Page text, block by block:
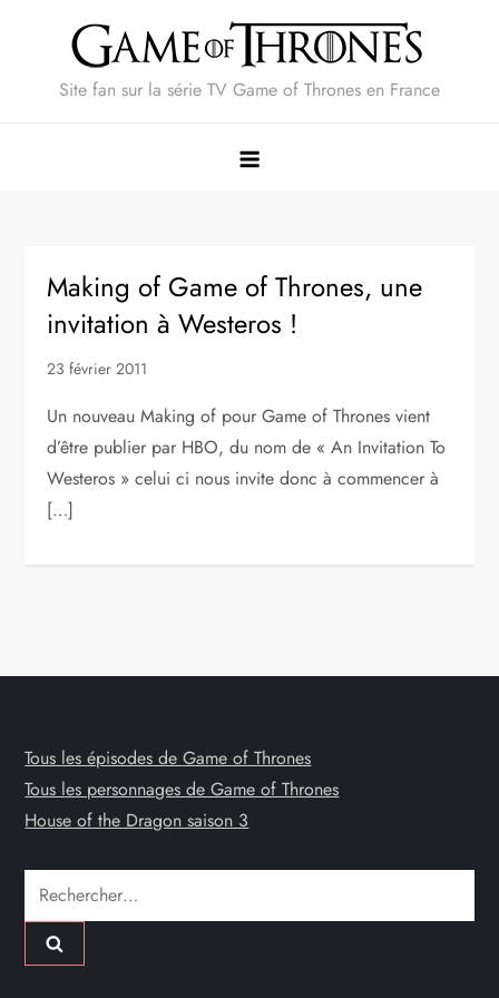
Site fan sur la série TV Game of Thrones en France
Making of Game of Thrones, une
invitation à Westeros !
23 février 2011
Un nouveau Making of pour Game of Thrones vient
d’être publier par HBO, du nom de « An Invitation To
Westeros » celui ci nous invite donc à commencer à
[…]
Tous les épisodes de Game of Thrones
Tous les personnages de Game of Thrones
House of the Dragon saison 3
Rechercher :